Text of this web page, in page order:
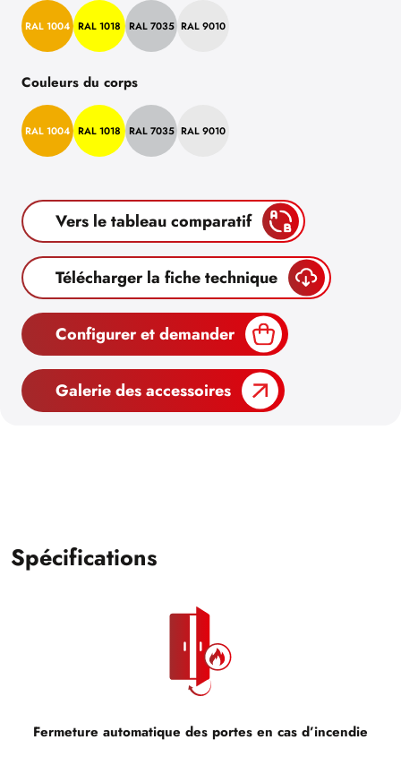
RAL 1004 RAL 1018 RAL 7035 RAL 9010
Couleurs du corps
RAL 1004 RAL 1018 RAL 7035 RAL 9010
Vers le tableau comparatif
Télécharger la fiche technique
Configurer et demander
Galerie des accessoires
Spécifications
Fermeture automatique des portes en cas d’incendie